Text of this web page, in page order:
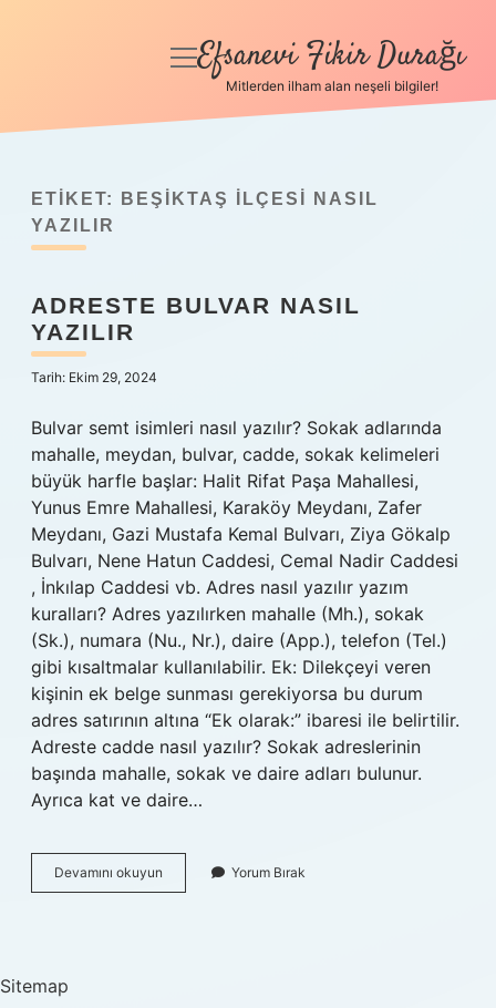
Anasayfa
Yasal Uyarı
menüyü
Efsanevi Fikir Durağı
Mitlerden ilham alan neşeli bilgiler!
ETIKET:
BEŞIKTAŞ ILÇESI NASIL
YAZILIR
ADRESTE BULVAR NASIL
YAZILIR
Tarih: Ekim 29, 2024
Bulvar semt isimleri nasıl yazılır? Sokak adlarında
mahalle, meydan, bulvar, cadde, sokak kelimeleri
büyük harfle başlar: Halit Rifat Paşa Mahallesi,
Yunus Emre Mahallesi, Karaköy Meydanı, Zafer
Meydanı, Gazi Mustafa Kemal Bulvarı, Ziya Gökalp
Bulvarı, Nene Hatun Caddesi, Cemal Nadir Caddesi
, İnkılap Caddesi vb. Adres nasıl yazılır yazım
kuralları? Adres yazılırken mahalle (Mh.), sokak
(Sk.), numara (Nu., Nr.), daire (App.), telefon (Tel.)
gibi kısaltmalar kullanılabilir. Ek: Dilekçeyi veren
kişinin ek belge sunması gerekiyorsa bu durum
adres satırının altına “Ek olarak:” ibaresi ile belirtilir.
Adreste cadde nasıl yazılır? Sokak adreslerinin
başında mahalle, sokak ve daire adları bulunur.
Ayrıca kat ve daire…
Devamını okuyun
Bulvar
Yorum Bırak
Sitemap